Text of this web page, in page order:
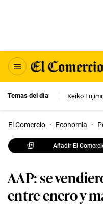
Temas del día Keiko
El Comercio · Economia ·
Añadir El
AAP: se
entre enero y